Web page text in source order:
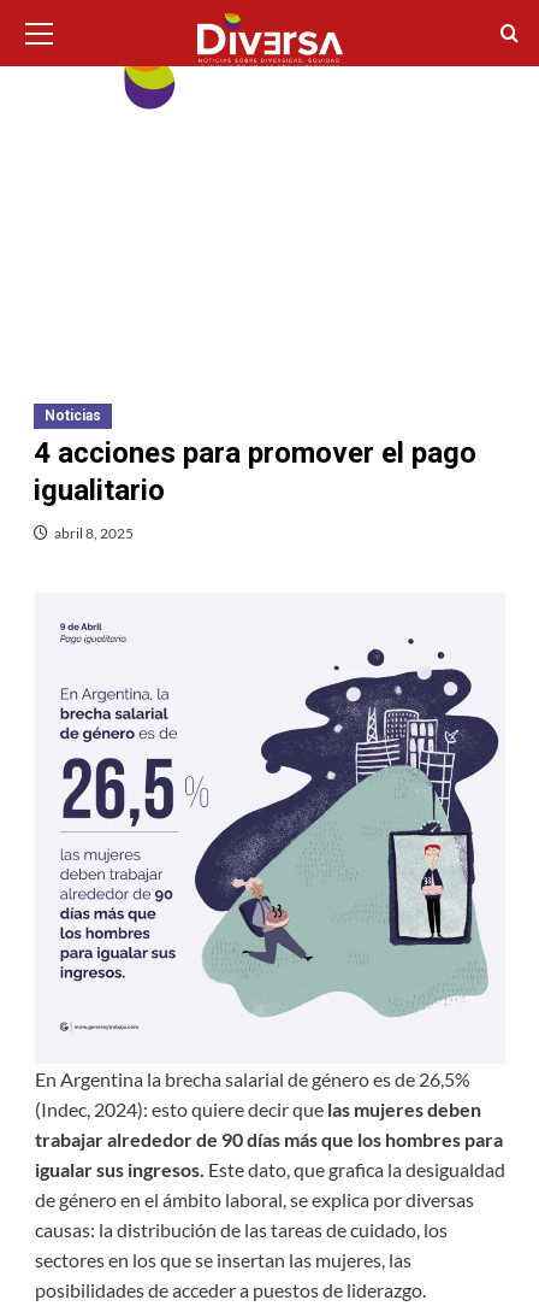
contenido
principal
Noticias
4 acciones para promover el pago
igualitario
abril 8, 2025
En Argentina la brecha salarial de género es de 26,5%
(Indec, 2024): esto quiere decir que las mujeres deben
trabajar alrededor de 90 días más que los hombres para
igualar sus ingresos. Este dato, que grafica la desigualdad
de género en el ámbito laboral, se explica por diversas
causas: la distribución de las tareas de cuidado, los
sectores en los que se insertan las mujeres, las
posibilidades de acceder a puestos de liderazgo.